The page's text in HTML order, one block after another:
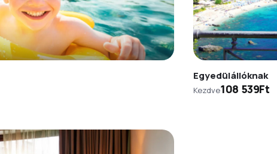
Egyedülállóknak
Kezdve108 539Ft